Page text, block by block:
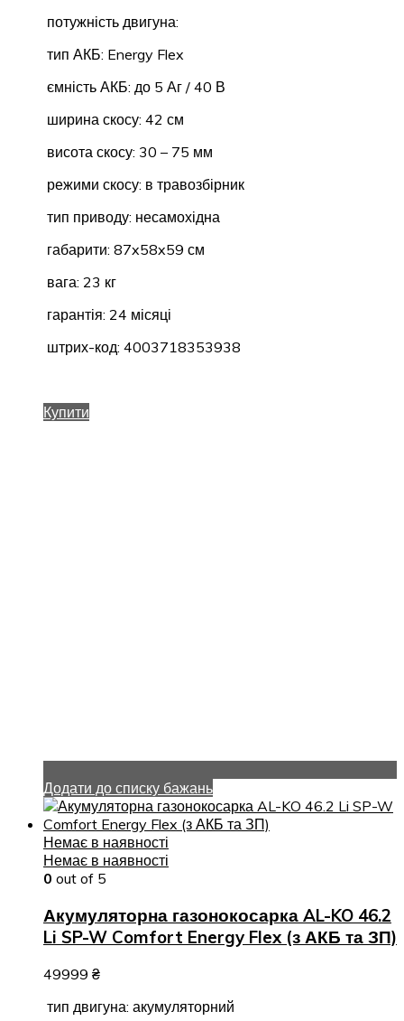
потужність двигуна:
тип АКБ: Energy Flex
ємність АКБ: до 5 Аг / 40 В
ширина скосу: 42 см
висота скосу: 30 – 75 мм
режими скосу: в травозбірник
тип приводу: несамохідна
габарити: 87x58x59 см
вага: 23 кг
гарантія: 24 місяці
штрих-код: 4003718353938
Купити
Додати до списку бажань
Немає в наявності
Немає в наявності
0 out of 5
Акумуляторна газонокосарка AL-KO 46.2
Li SP-W Comfort Energy Flex (з АКБ та ЗП)
49999 ₴
тип двигуна: акумуляторний